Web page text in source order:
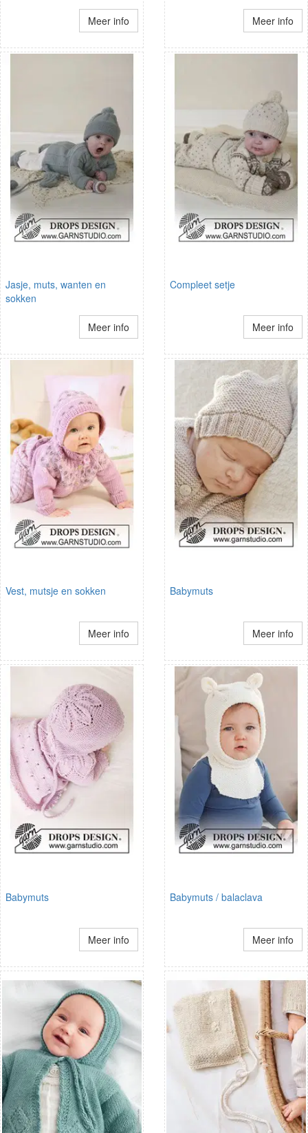
Meer info Meer info
Jasje, muts, wanten en
sokken
Meer info
Compleet setje
Meer info
Vest, mutsje en sokken
Meer info
Babymuts
Meer info
Babymuts
Meer info
Babymuts / balaclava
Meer info